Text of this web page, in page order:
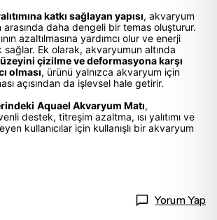
katkı sağlayan yapısı, akvaryum
daha dengeli bir temas oluşturur.
azaltılmasına yardımcı olur ve enerji
Ek olarak, akvaryumun altında
çizilme ve deformasyona karşı
olması, ürünü yalnızca akvaryum için
açısından da işlevsel hale getirir.
Aquael Akvaryum Matı,
destek, titreşim azaltma, ısı yalıtımı ve
kullanıcılar için kullanışlı bir akvaryum
Yorum Yap